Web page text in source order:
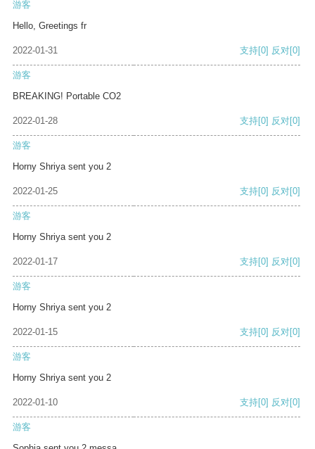
游客
Hello, Greetings fr
2022-01-31 支持[0] 反对[0]
游客
BREAKING! Portable CO2
2022-01-28 支持[0] 反对[0]
游客
Horny Shriya sent you 2
2022-01-25 支持[0] 反对[0]
游客
Horny Shriya sent you 2
2022-01-17 支持[0] 反对[0]
游客
Horny Shriya sent you 2
2022-01-15 支持[0] 反对[0]
游客
Horny Shriya sent you 2
2022-01-10 支持[0] 反对[0]
游客